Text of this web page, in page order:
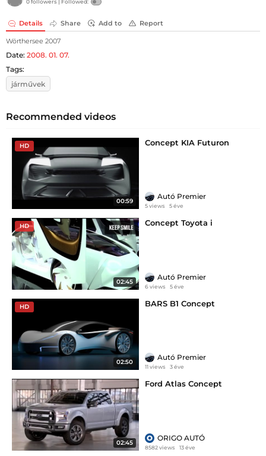
0 followers | Followed:
Details Share Add to Report
Wörthersee 2007
Date: 2008. 01. 07.
Tags:
járművek
Recommended videos
HD
00:59
Concept KIA Futuron
Autó Premier
5 views 5 éve
HD
02:45
Concept Toyota i
Autó Premier
6 views 5 éve
HD
02:50
BARS B1 Concept
Autó Premier
11 views 3 éve
02:45
Ford Atlas Concept
ORIGO AUTÓ
8582 views 13 éve